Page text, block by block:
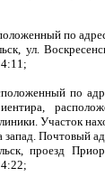
по
ул.
по
Участок
Почтовый
проезд